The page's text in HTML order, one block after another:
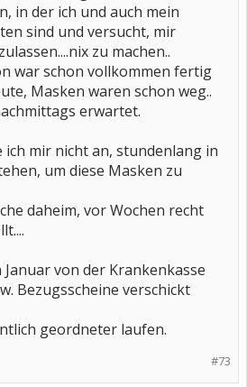
in der ich und auch mein
sind und versucht, mir
zu machen..
war schon vollkommen fertig
Masken waren schon weg..
erwartet.
ich mir nicht an, stundenlang in
um diese Masken zu
daheim, vor Wochen recht
von der Krankenkasse
Bezugsscheine verschickt
geordneter laufen.
#73